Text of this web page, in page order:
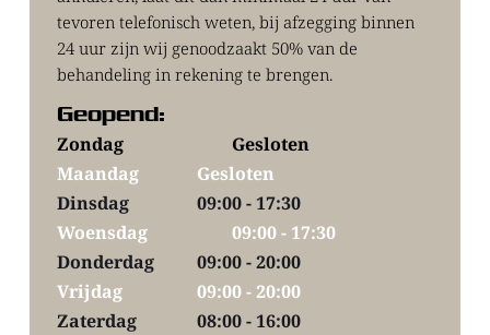
tevoren telefonisch weten, bij afzegging binnen
24 uur zijn wij genoodzaakt 50% van de
behandeling in rekening te brengen.
Geopend:
Zondag
Gesloten
Maandag
Gesloten
Dinsdag
09:00 - 17:30
Woensdag
09:00 - 17:30
Donderdag
09:00 - 20:00
Vrijdag
09:00 - 20:00
Zaterdag
08:00 - 16:00